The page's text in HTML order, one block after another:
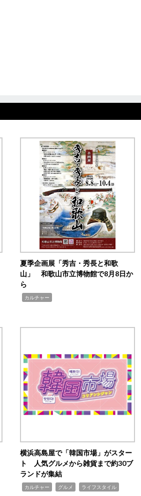
夏季企画展「秀吉・秀長と和歌
山」 和歌山市立博物館で8月8日か
ら
カルチャー
横浜高島屋で「韓国市場」がスター
ト 人気グルメから雑貨まで約30ブ
ランドが集結
カルチャー グルメ ライフスタイル